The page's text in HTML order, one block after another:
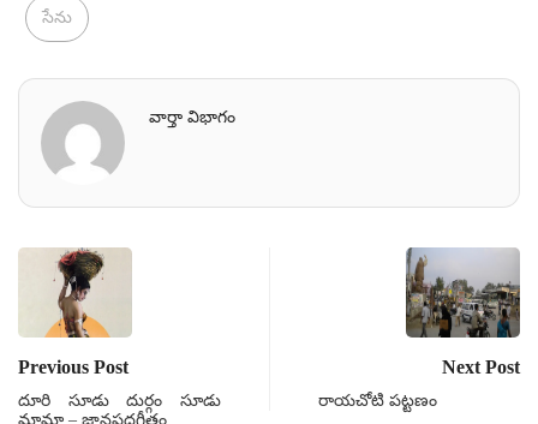
సేను
వార్తా విభాగం
Previous Post
దూరి సూడు దుర్గం సూడు
మామా – జానపదగీతం
Next Post
రాయచోటి పట్టణం